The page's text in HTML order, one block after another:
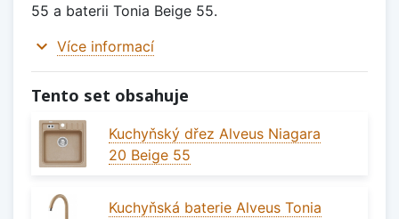
55 a baterii Tonia Beige 55.
expand_more Více informací
Tento set obsahuje
Kuchyňský dřez Alveus Niagara
20 Beige 55
Kuchyňská baterie Alveus Tonia